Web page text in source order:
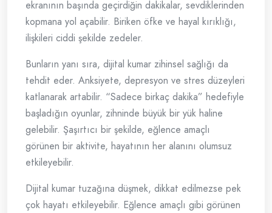
ekranının başında geçirdiğin dakikalar, sevdiklerinden
kopmana yol açabilir. Biriken öfke ve hayal kırıklığı,
ilişkileri ciddi şekilde zedeler.
Bunların yanı sıra, dijital kumar zihinsel sağlığı da
tehdit eder. Anksiyete, depresyon ve stres düzeyleri
katlanarak artabilir. “Sadece birkaç dakika” hedefiyle
başladığın oyunlar, zihninde büyük bir yük haline
gelebilir. Şaşırtıcı bir şekilde, eğlence amaçlı
görünen bir aktivite, hayatının her alanını olumsuz
etkileyebilir.
Dijital kumar tuzağına düşmek, dikkat edilmezse pek
çok hayatı etkileyebilir. Eğlence amaçlı gibi görünen